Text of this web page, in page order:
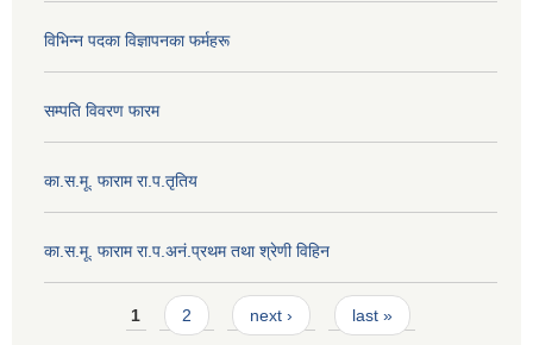
विभिन्न पदका विज्ञापनका फर्महरू
सम्पति विवरण फारम
का.स.मू. फाराम रा.प.तृतिय
का.स.मू. फाराम रा.प.अनं.प्रथम तथा श्रेणी विहिन
Pages1 2 next › last »